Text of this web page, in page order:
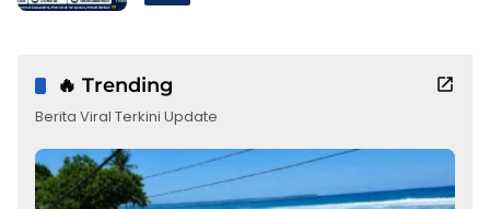
🔥 Trending
Berita Viral Terkini Update